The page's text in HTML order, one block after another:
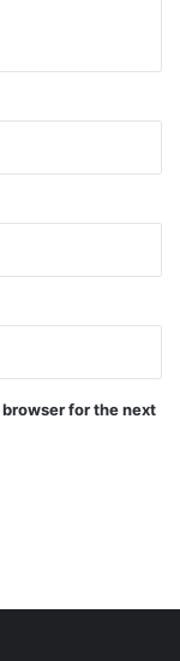
for the next